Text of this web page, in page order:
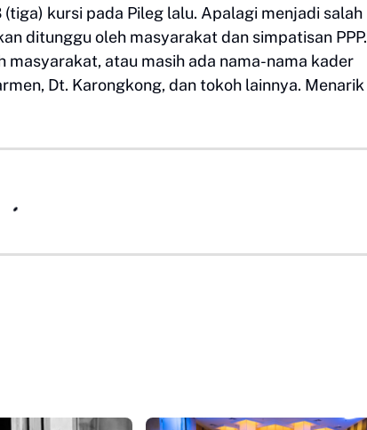
kursi pada Pileg lalu. Apalagi menjadi salah
ditunggu oleh masyarakat dan simpatisan PPP.
masyarakat, atau masih ada nama-nama kader
Dt. Karongkong, dan tokoh lainnya. Menarik